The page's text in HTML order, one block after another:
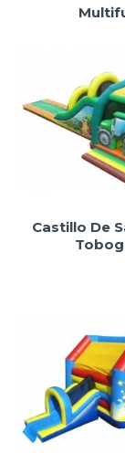
Castillo De